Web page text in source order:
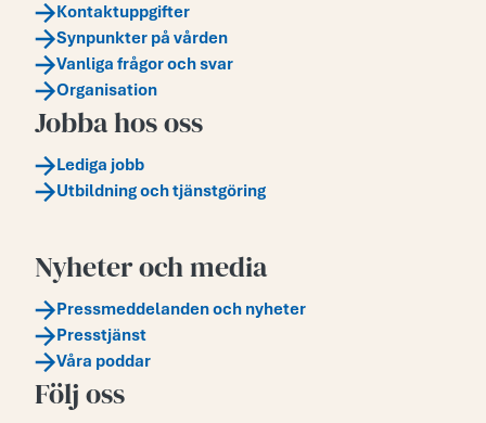
Kontaktuppgifter
Synpunkter på vården
Vanliga frågor och svar
Organisation
Jobba hos oss
Lediga jobb
Utbildning och tjänstgöring
Nyheter och media
Pressmeddelanden och nyheter
Presstjänst
Våra poddar
Följ oss